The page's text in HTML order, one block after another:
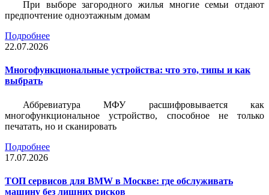
При выборе загородного жилья многие семьи отдают
предпочтение одноэтажным домам
Подробнее
22.07.2026
Многофункциональные устройства: что это, типы и как
выбрать
Аббревиатура МФУ расшифровывается как
многофункциональное устройство, способное не только
печатать, но и сканировать
Подробнее
17.07.2026
ТОП сервисов для BMW в Москве: где обслуживать
машину без лишних рисков